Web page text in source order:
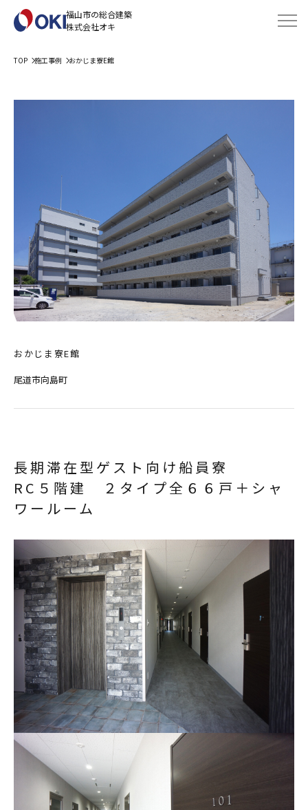
福山市の総合建築
株式会社オキ
TOP 施工事例 おかじま寮E館
おかじま寮E館
尾道市向島町
長期滞在型ゲスト向け船員寮
RC５階建 ２タイプ全６６戸＋シャ
ワールーム